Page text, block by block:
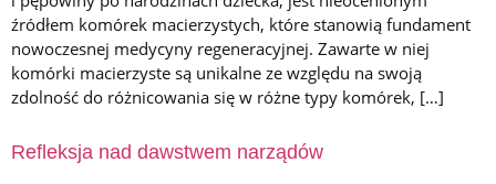
źródłem komórek macierzystych, które stanowią fundament
nowoczesnej medycyny regeneracyjnej. Zawarte w niej
komórki macierzyste są unikalne ze względu na swoją
zdolność do różnicowania się w różne typy komórek, […]
Refleksja nad dawstwem narządów